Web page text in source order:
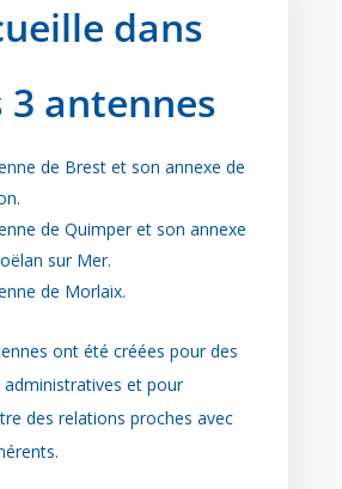
dans
3 antennes
de Brest et son annexe de
de Quimper et son annexe
sur Mer.
de Morlaix.
ont été créées pour des
administratives et pour
des relations proches avec